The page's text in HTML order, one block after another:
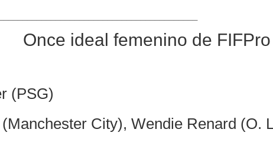
Once ideal femenino de FIFPro
(PSG)
City), Wendie Renard (O.